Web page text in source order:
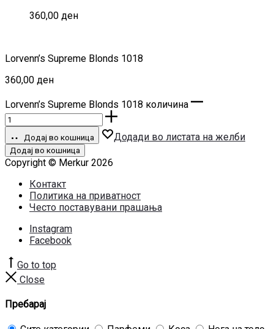
360,00 ден
Lorvenn’s Supreme Blonds 1018
360,00 ден
Lorvenn’s Supreme Blonds 1018 количина
Додај во кошница Додади во листата на желби
Додај во кошница
Copyright © Merkur 2026
Контакт
Политика на приватност
Често поставувани прашања
Instagram
Facebook
Go to top
Close
Пребарај